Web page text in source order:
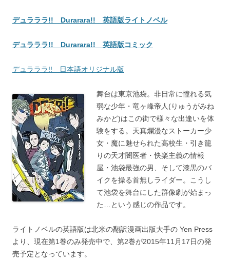
デュラララ!! Durarara!! 英語版ライトノベル
デュラララ!! Durarara!! 英語版コミック
デュラララ!! 日本語オリジナル版
舞台は東京池袋。非日常に憧れる気
弱な少年・竜ヶ峰帝人(りゅうがみね
みかど)はこの街で様々な出逢いを体
験をする。天真爛漫なストーカー少
女・魔に魅せられた高校生・引き籠
りの天才闇医者・快楽主義の情報
屋・池袋最強の男、そして漆黒のバ
イクを操る首無しライダー。こうし
て池袋を舞台にした群像劇が始まっ
た…という感じの作品です。
ライトノベルの英語版は北米の翻訳漫画出版大手の Yen Press
より、現在第1巻のみ発売中で、第2巻が2015年11月17日の発
売予定となっています。